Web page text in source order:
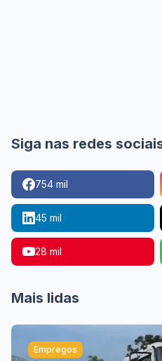
Siga nas redes
754 mil
45 mil
28 mil
Mais lidas
Empregos